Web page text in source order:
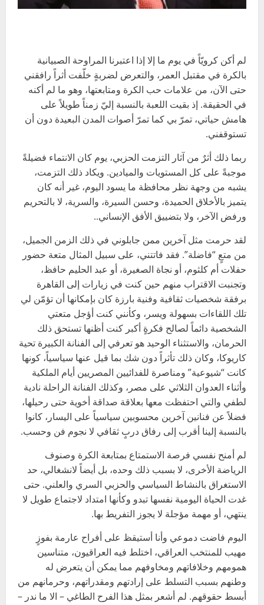
لم أكن كرويّاً في يوم ما إلا إذا اعتبرنا المراوحة الصبيانية
بالكرة في مقتبل العمر، والتعرض لضربةٍ خلّفت أثراً رافقني
حتى الآن، من علامات حب الكرة ومتابعتها، وهو ما لم أكنه
في الحقيقة. إذ بقيت اللعبة بالنسبة إليّ زمناً طويلاً على
هامش حياتي، تمرّ بي كما تمرّ أصوات المدن البعيدة دون أن
تستوقفني.
ربما ذلك أثرٌ من آثار التزمت الحزبي، يوم كان الانتماء فضيلةً
موجبةً على كل المستويات والميادين. ويكاد ذلك التزمت،
يشبه من وجهة نظر محافظة ما يسود اليوم، غير أنه كان
يتميز بالأخلاق الحميدة، وحسن السيرة، والسرية، لا بالتحريم
ورفض الآخر، ولا بتضييق الأفق الإنساني..
لقد حرمت مثل آخرين ممن جابلوني في ذلك الزمن الجميل،
من متعٍ “فاضلة”. فقد فاتتني، على سبيل المثال متعة حضور
حفلات أم كلثوم، أو نجاة الصغيرة، أو عبد الحليم حافظ،
وتجنبت الاقتراب منهم حين كنت في زيارات إلى القاهرة
برفقة شخصيات ثقافية وفنية بارزة كان بإمكانها أن تؤمّن لي
تلك اللقاءات بسهولة ويسر، وكأنني كنت أؤجل متعتي
الشخصية دائماً لصالح فكرةٍ أكبر كنت أظنها تستحق ذلك
الحرمان، والاستثناء الوحيد هو تعرفي إلى الفنانة الكبيرة تحية
كاريوكا، وكان ذلك تأثراً دون شك بما قيل عنها سياسياً، كونها
كانت “شيوعية” ومناصرة للفدائيين المصريين أيام الملكية
وأثناء العدوان الثلاثي على مصر، وكذلك الفنانة الراحلة نادية
لطفي والتي احتفظت معها بعلاقة صداقة أخوية حتى رحيلها،
فضلاً عن فنانين آخرين محسوبين سياسياً على اليسار، كانوا
بالنسبة إلينا أقرب إلى رفاق دربٍ ثقافي لا نجوم فن وحسب.
لم أمنح نفسي فرصة الاستمتاع بمتابعة الكرة وصنوف
الرياضة الأخرى، لا بسبب ذلك وحده، بل أيضاً لانشغالي، حد
الاستغراق بالنشاط السياسي والحزبي السري والعلني. حتى
غدت الحياة اليومية نفسها تبدو وكأنها امتداد لاجتماع طويل لا
ينتهي، أو مهمة مؤجلة لا يجوز التفريط بها.
اليوم فاضت دموعي وأنا أستيقظ على أفراح عارمة بفوزٍ
مهيب للمنتخب العراقي، اختلط فيه العراقيون، متناسين
همومهم وخلافاتهم ومخاوفهم مما يمكن أن يتعرض له
وطنهم بسبب التسلط على إرادتهم ومقدراتهم، وحرمانهم من
أبسط حقوقهم. لم أشعر بمثل هذا الفرح الطاغي – الا ما ندر –